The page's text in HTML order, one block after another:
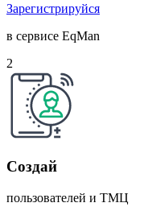
Зарегистрируйся
в сервисе EqMan
2
Создай
пользователей и ТМЦ